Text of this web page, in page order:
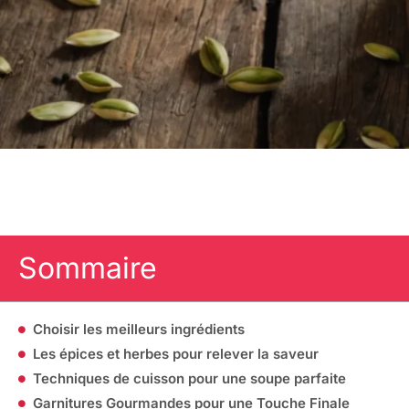
Sommaire
Choisir les meilleurs ingrédients
Les épices et herbes pour relever la saveur
Techniques de cuisson pour une soupe parfaite
Garnitures Gourmandes pour une Touche Finale